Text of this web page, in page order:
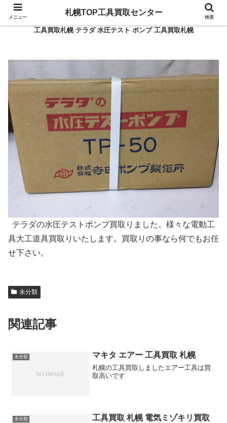
工具買取札幌 テラダ 水圧テスト ポンプ 工具買取札幌
テラダの水圧テストポンプ買取りました。様々な電動工
具大工道具買取りいたします。買取りの事なら何でもお任
せ下さい。
未分類
関連記事
未分類 マキタ エアー 工具買取 札幌
札幌の工具買取しましたエアー工具は買
取高いです
未分類
工具買取 札幌 電気ミゾキリ買取
メニュー
札幌TOP工具買取センター
検索